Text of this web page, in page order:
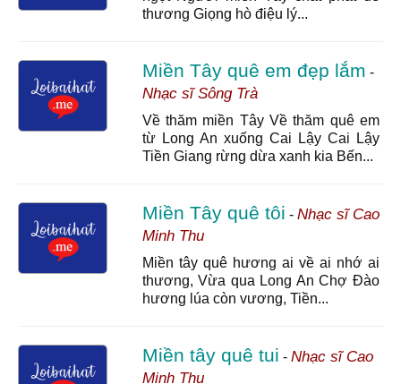
thương Giọng hò điệu lý...
Miền Tây quê em đẹp lắm -
Nhạc sĩ Sông Trà
Về thăm miền Tây Về thăm quê em
từ Long An xuống Cai Lậy Cai Lậy
Tiền Giang rừng dừa xanh kia Bến...
Miền Tây quê tôi - Nhạc sĩ Cao
Minh Thu
Miền tây quê hương ai về ai nhớ ai
thương, Vừa qua Long An Chợ Đào
hương lúa còn vương, Tiền...
Miền tây quê tui - Nhạc sĩ Cao
Minh Thu